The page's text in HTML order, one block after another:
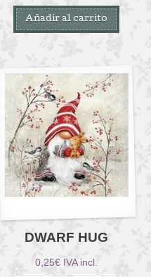
Añadir al carrito
DWARF HUG
0,25€ IVA incl.